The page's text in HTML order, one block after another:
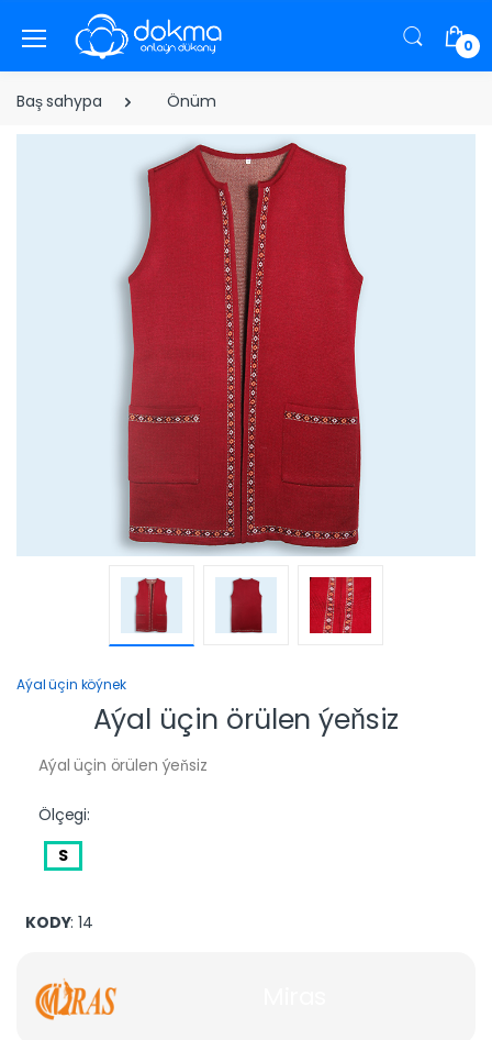
0
Baş sahypa Önüm
Aýal üçin köýnek
Aýal üçin örülen ýeňsiz
Aýal üçin örülen ýeňsiz
Ölçegi:
S
KODY: 14